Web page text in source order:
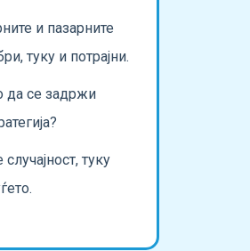
и пазарните
туку и потрајни.
да се задржи
туку